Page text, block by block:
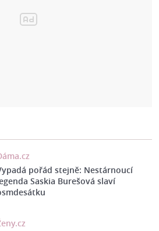
pořád stejně: Nestárnoucí
Saskia Burešová slaví